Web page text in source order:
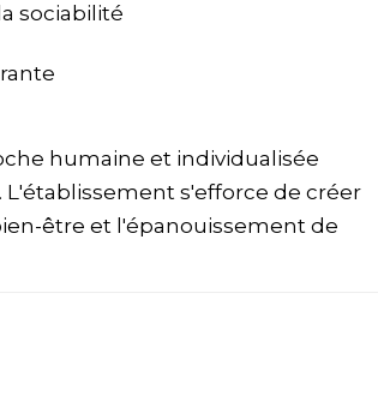
sociabilité
humaine et individualisée
s'efforce de créer
être et l'épanouissement de